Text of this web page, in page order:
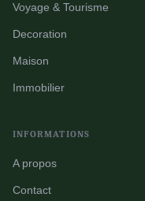
Voyage & Tourisme
Decoration
Maison
Immobilier
INFORMATIONS
A propos
Contact